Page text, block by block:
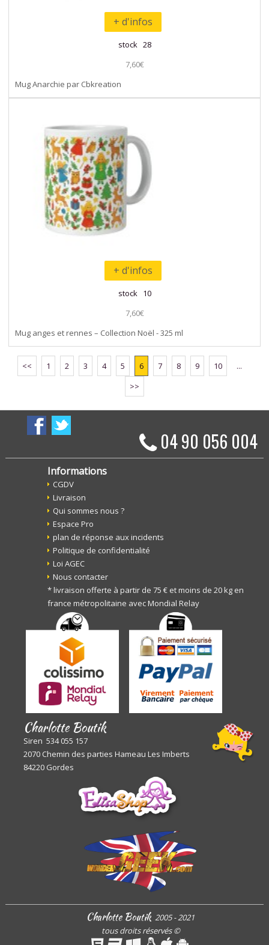
+ d'infos
stock 28
7,60€
Mug Anarchie par Cbkreation
+ d'infos
stock 10
7,60€
Mug anges et rennes – Collection Noël - 325 ml
<< 1 2 3 4 5 6 7 8 9 10
...
>>
04 90 056 004
Informations
CGDV
Livraison
Qui sommes nous ?
Espace Pro
plan de réponse aux incidents
Politique de confidentialité
Loi AGEC
Nous contacter
* livraison offerte à partir de 75 € et moins de 20 kg en
france métropolitaine avec Mondial Relay
Charlotte Boutik
Siren 534 055 157
2070 Chemin des parties Hameau Les Imberts
84220 Gordes
Charlotte Boutik 2005 - 2021
tous droits réservés©